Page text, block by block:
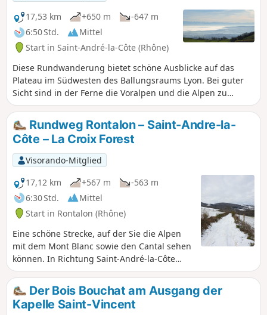
17,53 km
+650 m
-647 m
6:50 Std.
Mittel
Start in Saint-André-la-Côte (Rhône)
Diese Rundwanderung bietet schöne Ausblicke auf das
Plateau im Südwesten des Ballungsraums Lyon. Bei guter
Sicht sind in der Ferne die Voralpen und die Alpen zu
sehen.
Rundweg Rontalon – Saint-Andre-la-
Côte – La Croix Forest
Visorando-Mitglied
17,12 km
+567 m
-563 m
6:30 Std.
Mittel
Start in Rontalon (Rhône)
Eine schöne Strecke, auf der Sie die Alpen
mit dem Mont Blanc sowie den Cantal sehen
können. In Richtung Saint-André-la-Côte
gibt es Orientierungstafeln Sie können die
Wanderung verkürzen, indem Sie direkt zum
Signal Saint-André gehen, ohne Saint-
André-la-Côte zu passieren.
Der Bois Bouchat am Ausgang der
Kapelle Saint-Vincent